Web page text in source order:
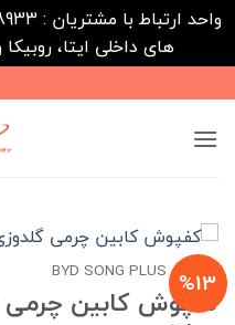
های داخلی ایتا، روبیکا و بله :
to
content
%13
خانه /
BYD SONG PLUS